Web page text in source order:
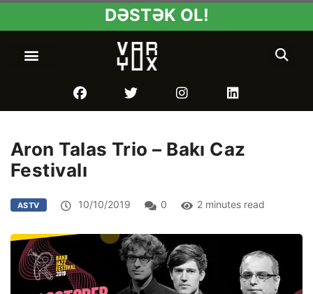
DƏSTƏK OL!
Aron Talas Trio – Bakı Caz
Festivalı
ASTV 10/10/2019 0 2 minutes read